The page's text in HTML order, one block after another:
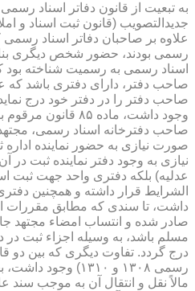
علاوه بر صاحبان دفاتر اسناد رسمی
رسمی بودند، حضور شخص دیگری بنام
اسناد رسمی به رسمیت شناخته بود
صاحب دفتر، دارای دفتری باشد كه
صاحب دفتر را در دفتر خود درج
وجود داشت، ماده ۸۵
صاحب دفترخانه اسناد رسمی،
صورت نیازی به حضور نماینده اداره
نیازی به وجود دفتر نماینده ثبت در
عدلیه) بلكه دفتری واحد جهت ثبت
الشرایط قرار داشته و همچنین
داشت، تا سندی كه مطابق مقررات
صادر شده و انتساب امضاء مجتهد
مسلم باشد، به وسیله اجزاء ثبت در
درج گردد. تفاوت دیگری كه بین دو
رسمی ۱۳۰۸ و ۱۳۱۰)
مالاً نقل و انتقال آن به موجب سند